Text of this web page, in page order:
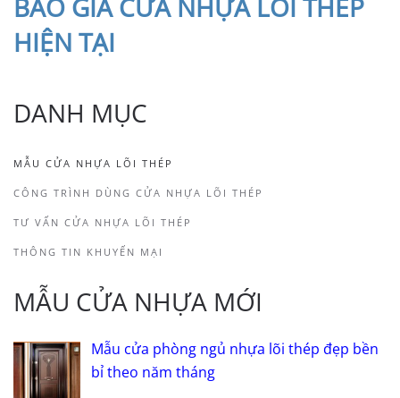
BÁO GIÁ CỬA NHỰA LÕI THÉP
HIỆN TẠI
DANH MỤC
MẪU CỬA NHỰA LÕI THÉP
CÔNG TRÌNH DÙNG CỬA NHỰA LÕI THÉP
TƯ VẤN CỬA NHỰA LÕI THÉP
THÔNG TIN KHUYẾN MẠI
MẪU CỬA NHỰA MỚI
Mẫu cửa phòng ngủ nhựa lõi thép đẹp bền
bỉ theo năm tháng